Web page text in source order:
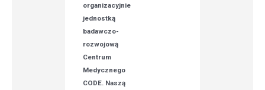
organizacyjnie
jednostką
badawczo-
rozwojową
Centrum
Medycznego
CODE. Naszą